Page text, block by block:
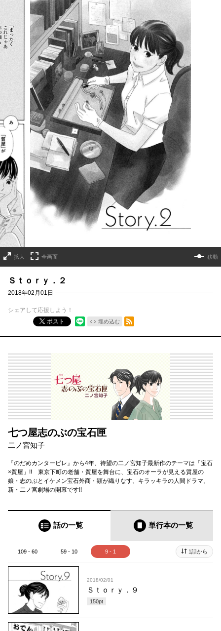
拡大 全画面 移動
Ｓｔｏｒｙ．２
2018年02月01日
シェアして応援しよう！
ポスト
埋め込む
RSSフィード
七つ屋志のぶの宝石匣
二ノ宮知子
『のだめカンタービレ』から4年、待望の二ノ宮知子最新作のテーマは「宝石
×質屋」!! 東京下町の老舗・質屋を舞台に、宝石のオーラが見える質屋の
娘・志のぶとイケメン宝石外商・顕が織りなす、キラッキラの人間ドラマ。
新・二ノ宮劇場の開幕です!!
話の一覧 単行本の一覧
109 - 60 59 - 10 9 - 1 1話から
2018/02/01
Ｓｔｏｒｙ．９
150pt